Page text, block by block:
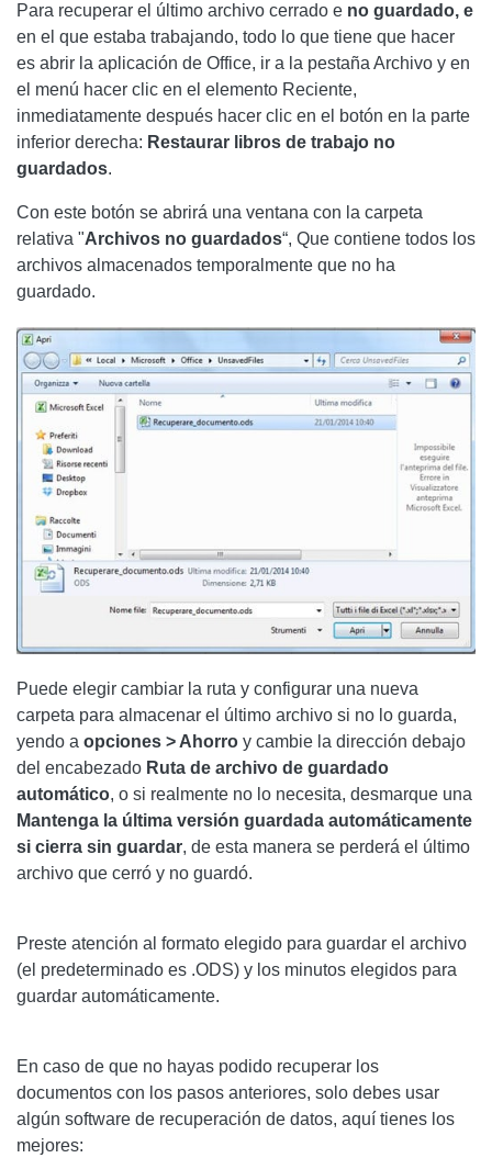
Para recuperar el último archivo cerrado e no guardado, e
en el que estaba trabajando, todo lo que tiene que hacer
es abrir la aplicación de Office, ir a la pestaña Archivo y en
el menú hacer clic en el elemento Reciente,
inmediatamente después hacer clic en el botón en la parte
inferior derecha: Restaurar libros de trabajo no
guardados.
Con este botón se abrirá una ventana con la carpeta
relativa "Archivos no guardados“, Que contiene todos los
archivos almacenados temporalmente que no ha
guardado.
Puede elegir cambiar la ruta y configurar una nueva
carpeta para almacenar el último archivo si no lo guarda,
yendo a opciones > Ahorro y cambie la dirección debajo
del encabezado Ruta de archivo de guardado
automático, o si realmente no lo necesita, desmarque una
Mantenga la última versión guardada automáticamente
si cierra sin guardar, de esta manera se perderá el último
archivo que cerró y no guardó.
Preste atención al formato elegido para guardar el archivo
(el predeterminado es .ODS) y los minutos elegidos para
guardar automáticamente.
En caso de que no hayas podido recuperar los
documentos con los pasos anteriores, solo debes usar
algún software de recuperación de datos, aquí tienes los
mejores: